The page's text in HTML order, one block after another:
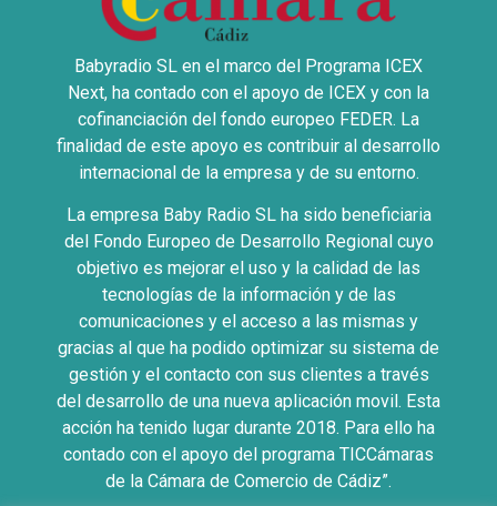
Babyradio SL en el marco del Programa ICEX
Next, ha contado con el apoyo de ICEX y con la
cofinanciación del fondo europeo FEDER. La
finalidad de este apoyo es contribuir al desarrollo
internacional de la empresa y de su entorno.
La empresa Baby Radio SL ha sido beneficiaria
del Fondo Europeo de Desarrollo Regional cuyo
objetivo es mejorar el uso y la calidad de las
tecnologías de la información y de las
comunicaciones y el acceso a las mismas y
gracias al que ha podido optimizar su sistema de
gestión y el contacto con sus clientes a través
del desarrollo de una nueva aplicación movil. Esta
acción ha tenido lugar durante 2018. Para ello ha
contado con el apoyo del programa TICCámaras
de la Cámara de Comercio de Cádiz”.